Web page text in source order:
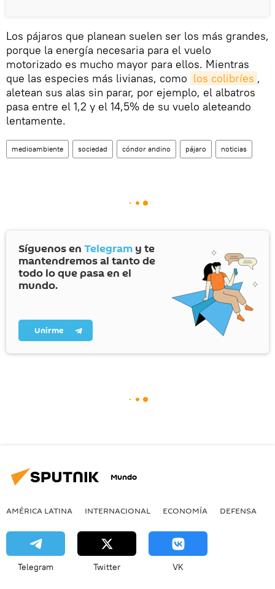
Los pájaros que planean suelen ser los más grandes,
porque la energía necesaria para el vuelo
motorizado es mucho mayor para ellos. Mientras
que las especies más livianas, como los colibríes ,
aletean sus alas sin parar, por ejemplo, el albatros
pasa entre el 1,2 y el 14,5% de su vuelo aleteando
lentamente.
medioambiente sociedad cóndor andino pájaro noticias
Síguenos en Telegram y te
mantendremos al tanto de
todo lo que pasa en el
mundo.
Unirme
Mundo
AMÉRICA LATINA INTERNACIONAL ECONOMÍA DEFENSA
Telegram Twitter VK